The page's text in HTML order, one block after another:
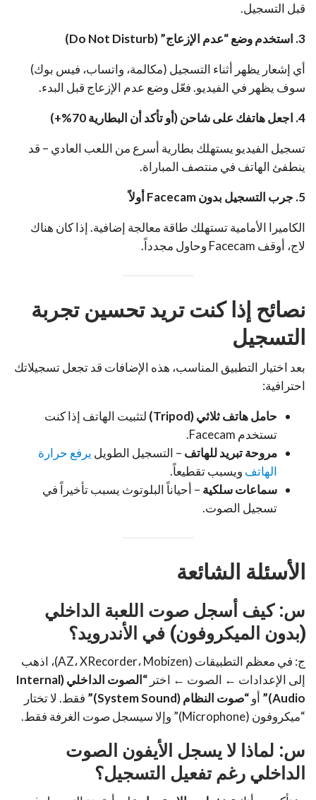
قبل التسجيل.
3. استخدم وضع “عدم الإزعاج” (Do Not Disturb)
أي إشعار يظهر أثناء التسجيل (مكالمة، واتساب، فيس بوك)
سوف يظهر في الفيديو. فعّل وضع عدم الإزعاج قبل البدء.
4. اجعل هاتفك على شاحن (أو تأكد أن البطارية 70%+)
تسجيل الفيديو يستهلك بطارية أسرع من اللعب العادي – قد
ينطفئ الهاتف في منتصف المباراة.
5. جرب التسجيل بدون Facecam أولاً
الكاميرا الأمامية تستهلك طاقة معالجة إضافية. إذا كان هناك
لاج، أوقف Facecam وحاول مجدداً.
نصائح إذا كنت تريد تحسين تجربة
التسجيل
بعد اختيار التطبيق المناسب، هذه الإضافات قد تجعل تسجيلاتك
احترافية:
حامل هاتف ثلاثي (Tripod)
لتثبيت الهاتف إذا كنت
تستخدم Facecam.
مروحة تبريد للهاتف – التسجيل الطويل يرفع حرارة
الهاتف ويسبب تقطيعاً.
سماعات سلكية – أحياناً البلوتوث يسبب تأخيراً في
تسجيل الصوت.
الأسئلة الشائعة
س: كيف أسجل صوت اللعبة الداخلي
(بدون الميكروفون) في الأندرويد؟
ج: في معظم التطبيقات (AZ، XRecorder، Mobizen)، اذهب
إلى الإعدادات ← الصوت ← اختر
“الصوت الداخلي (Internal
Audio)”
أو“صوت النظام (System Sound)”
فقط. لا تختار
“ميكروفون (Microphone)” وإلا سيسجل صوت الغرفة فقط.
س: لماذا لا يسجل الأيفون الصوت
الداخلي رغم تفعيل التسجيل؟